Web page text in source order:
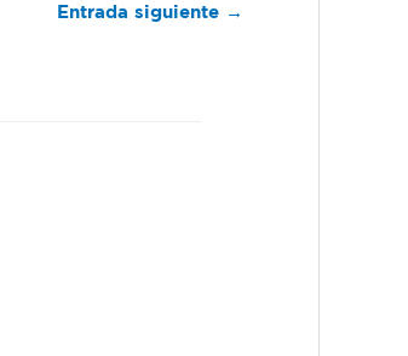
Entrada siguiente →